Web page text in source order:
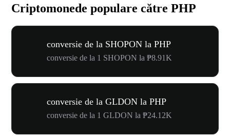
Criptomonede populare către PHP
conversie de la SHOPON la PHP
conversie de la 1 SHOPON la ₱8.91K
conversie de la GLDON la PHP
conversie de la 1 GLDON la ₱24.12K